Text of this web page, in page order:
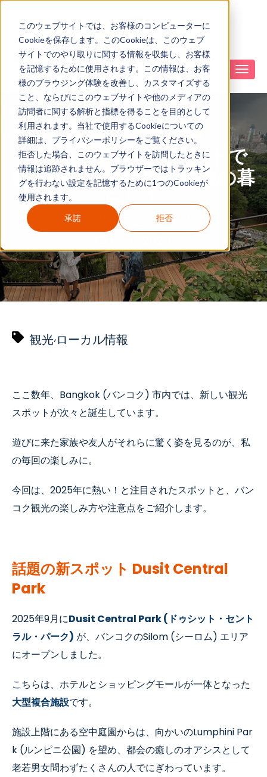
このウェブサイトでは、お客様のコンピューターに
Cookieを保存します。このCookieは、このウェブ
サイトでのやり取りに関する情報を収集し、お客様
を記憶するために使用されます。この情報は、お客
様のブラウジング体験を改善し、カスタマイズする
こと、ならびにこのウェブサイトや他のメディアの
訪問者に関する解析と指標を得ることを目的として
利用されます。当社で使用するCookieについての
詳細は、プライバシーポリシーをご覧ください。
拒否した場合、このウェブサイトを訪問したときに
情報は追跡されません。ブラウザーではトラッキン
グを行わない設定を記憶するために1つのCookieが
使用されます。
承諾 拒否
バンコクの新旧スポットで
映え旅【知りたい！現地の暮
らし 】
現地リポーター チーム
観光,ローカル情報
ここ数年、Bangkok (バンコク) 市内では、新しい観光
スポットが次々と誕生しています。
遊びに来た家族や友人がそれらに驚く姿を見るのが、私
の毎回の楽しみに。
今回は、 2025年に熱い！と注目されたスポットと、バン
コク観光の楽しみ方や注意点をご紹介します。
話題の新スポット Dusit Central
Park
2025年9月にDusit Central Park (ドゥシット・セント
ラル・パーク) が、バンコクのSilom (シーロム) エリア
にオープンしました。
こちらは、ホテルとショッピングモールが一体となった
大型複合施設です。
施設上階にある空中庭園からは、向かいのLumphini Par
k (ルンピニ公園) を望め、都会の癒しのオアシスとして
老若男女問わずたくさんの人でにぎわっています。